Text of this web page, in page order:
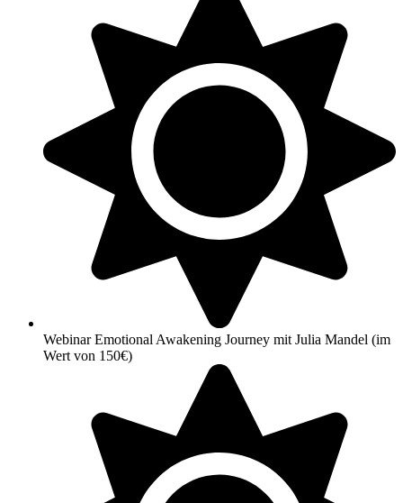
Webinar Emotional Awakening Journey mit Julia Mandel (im
Wert von 150€)